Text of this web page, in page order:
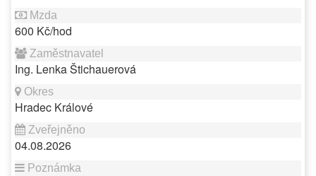
600 Kč/hod
Ing. Lenka Štichauerová
Hradec Králové
04.08.2026